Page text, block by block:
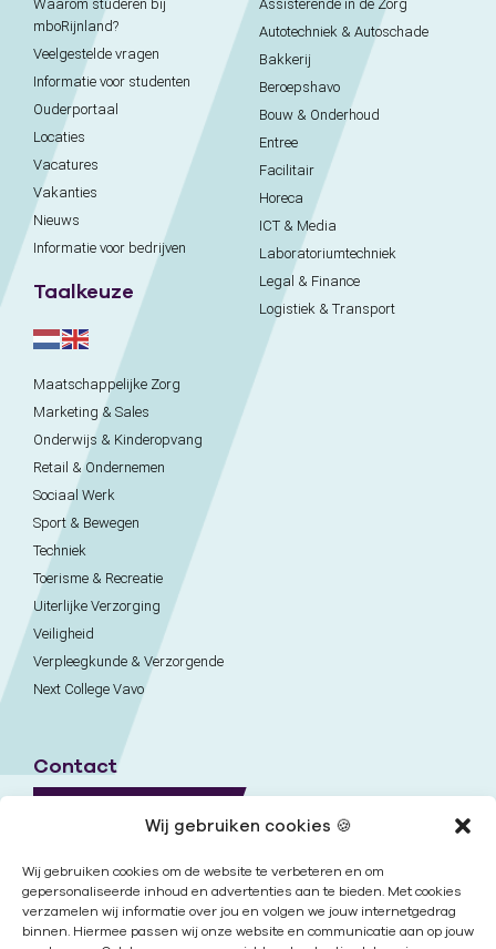
Wij gebruiken cookies 🍪
Wij gebruiken cookies om de website te verbeteren en om
gepersonaliseerde inhoud en advertenties aan te bieden. Met cookies
verzamelen wij informatie over jou en volgen we jouw internetgedrag
binnen. Hiermee passen wij onze website en communicatie aan op jouw
Waarom studeren bij
mboRijnland?
Veelgestelde vragen
Informatie voor studenten
Ouderportaal
Locaties
Vacatures
Vakanties
Nieuws
Informatie voor bedrijven
Taalkeuze
Assisterende in de Zorg
Autotechniek & Autoschade
Bakkerij
Beroepshavo
Bouw & Onderhoud
Entree
Facilitair
Horeca
ICT & Media
Laboratoriumtechniek
Legal & Finance
Logistiek & Transport
Maatschappelijke Zorg
Marketing & Sales
Onderwijs & Kinderopvang
Retail & Ondernemen
Sociaal Werk
Sport & Bewegen
Techniek
Toerisme & Recreatie
Uiterlijke Verzorging
Veiligheid
Verpleegkunde & Verzorgende
Next College Vavo
Contact
Nieuwsbrief